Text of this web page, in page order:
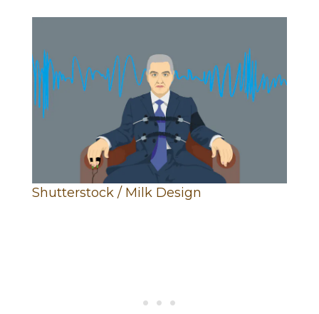
Shutterstock / Milk Design